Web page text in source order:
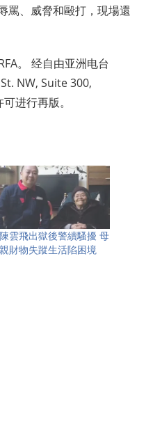
罵、威脅和毆打，現場還
。 经自由亚洲电台
NW, Suite 300,
进行再版。
陳雲飛出獄後警續騷擾 母
親財物失蹤生活陷困境